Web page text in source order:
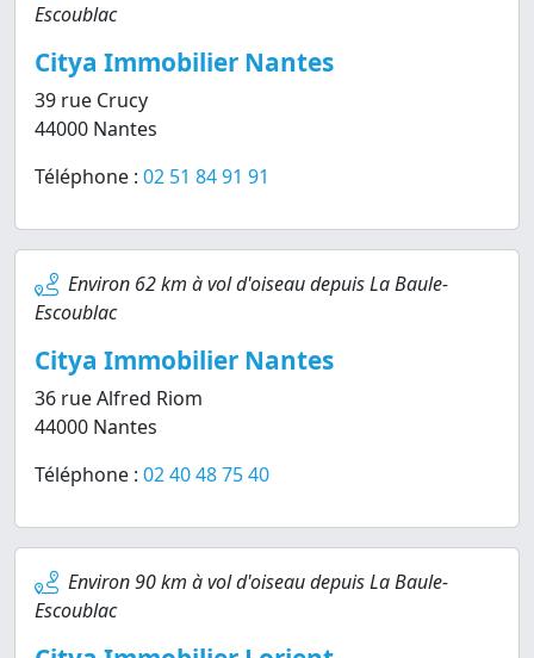
Escoublac
Citya Immobilier Nantes
39 rue Crucy
44000 Nantes
Téléphone : 02 51 84 91 91
Environ 62 km à vol d'oiseau depuis La Baule-
Escoublac
Citya Immobilier Nantes
36 rue Alfred Riom
44000 Nantes
Téléphone : 02 40 48 75 40
Environ 90 km à vol d'oiseau depuis La Baule-
Escoublac